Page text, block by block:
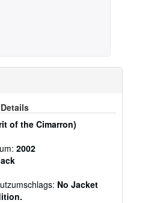
of the Cimarron)
2002
No Jacket